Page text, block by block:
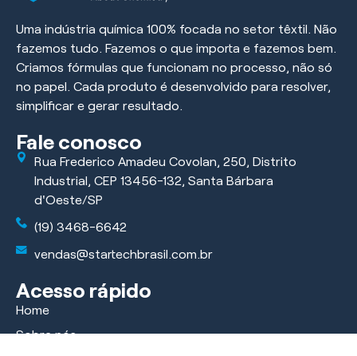
Uma indústria química 100% focada no setor têxtil. Não
fazemos tudo. Fazemos o que importa e fazemos bem.
Criamos fórmulas que funcionam no processo, não só
no papel. Cada produto é desenvolvido para resolver,
simplificar e gerar resultado.
Fale conosco
Rua Frederico Amadeu Covolan, 250, Distrito
Industrial, CEP 13456-132, Santa Bárbara
d'Oeste/SP
(19) 3468-6642
vendas@startechbrasil.com.br
Acesso rápido
Home
Sobre nós